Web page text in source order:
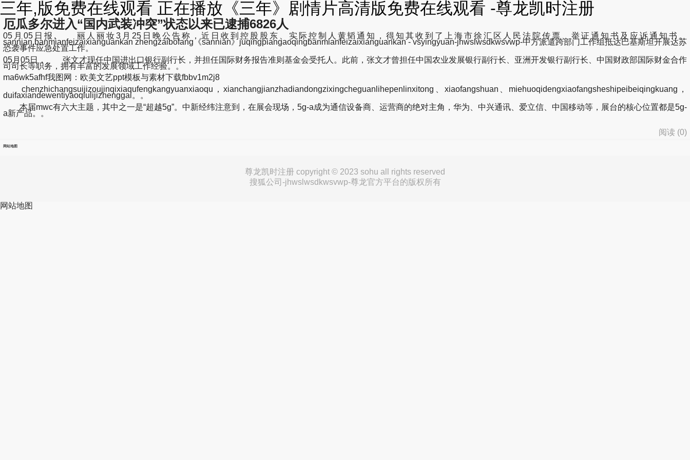
三年,版免费在线观看 正在播放《三年》剧情片高清版免费在线观看 -尊龙凯时注册
厄瓜多尔进入“国内武装冲突”状态以来已逮捕6826人
05月05日报, 丽人丽妆3月25日晚公告称，近日收到控股股东、实际控制人黄韬通知，得知其收到了上海市徐汇区人民法院传票、举证通知书及应诉通知书。
sannian,banmianfeizaixianguankan zhengzaibofang《sannian》juqingpiangaoqingbanmianfeizaixianguankan - vsyingyuan-jhwslwsdkwsvwp-中方派遣跨部门工作组抵达巴基斯坦开展达苏
恐袭事件应急处置工作。
05月05日， 张文才现任中国进出口银行副行长，并担任国际财务报告准则基金会受托人。此前，张文才曾担任中国农业发展银行副行长、亚洲开发银行副行长、中国财政部国际财金合作
司司长等职务，拥有丰富的发展领域工作经验。。
ma6wk5afhf我图网：欧美文艺ppt模板与素材下载fbbv1m2j8
chenzhichangsuijizoujinqixiaqufengkangyuanxiaoqu，xianchangjianzhadiandongzixingcheguanlihepenlinxitong、xiaofangshuan、miehuoqidengxiaofangsheshipeibeiqingkuang，
duifaxiandewentiyaoqiulijizhenggai。。
本届mwc有六大主题，其中之一是“超越5g”。中新经纬注意到，在展会现场，5g-a成为通信设备商、运营商的绝对主角，华为、中兴通讯、爱立信、中国移动等，展台的核心位置都是5g-
a新产品。。
阅读 (0)
网站地图
尊龙凯时注册 copyright © 2023 sohu all rights reserved
搜狐公司-jhwslwsdkwsvwp-尊龙官方平台的版权所有
网站地图